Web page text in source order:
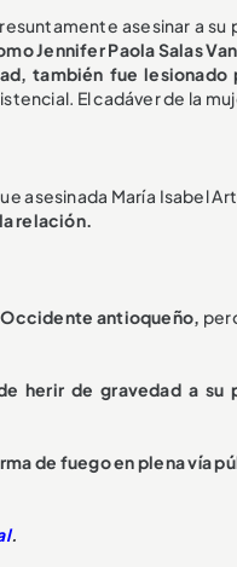
asesinar a su
Jennifer Paola Salas
también fue lesionado
El cadáver de la
asesinada María Isabel
relación.
antioqueño,
herir de gravedad a su
de fuego en plena vía
.